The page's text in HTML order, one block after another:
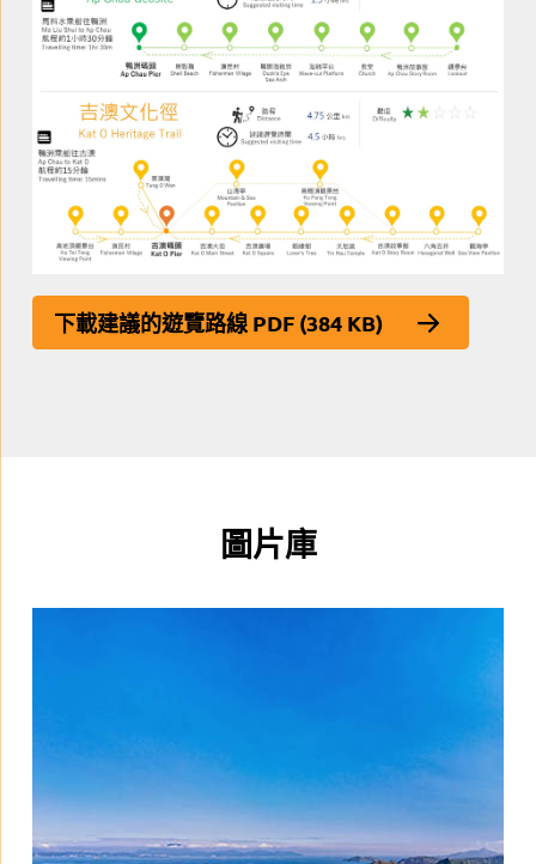
下載建議的遊覽路線 PDF (384 KB)
圖片庫